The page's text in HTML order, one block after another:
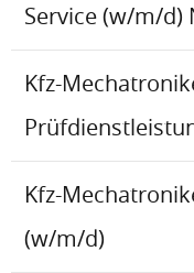
Service (w/m/d)
Kfz-
Kfz-
(w/m/d)